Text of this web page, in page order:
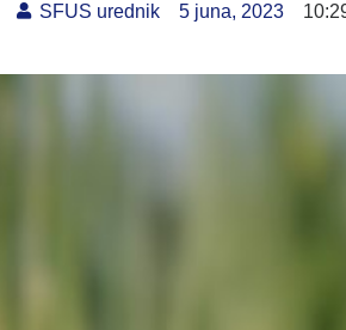
SFUS urednik 5 juna, 2023